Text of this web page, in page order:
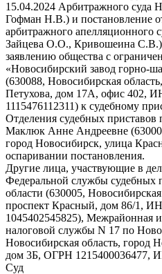
15.04.2024 Арбитражного суда
Гофман Н.В.) и постановление
арбитражного апелляционного
Зайцева О.О., Кривошеина
заявлению общества с
«Новосибирский завод горно-
(630088, Новосибирская
Петухова, дом 17А, офис 402,
1115476112311) к судебному
Отделения судебных
Маклюк Анне Андреевне
город Новосибирск, улица
оспаривании постановления.
Другие лица, участвующие в
Федеральной службы судебных
области (630005,
проспект Красный, дом 86/1,
1045402545825), Межрайонная
налоговой службы N 17 по
Новосибирская область, город
дом 3Б, ОГРН 1215400036477,
Суд